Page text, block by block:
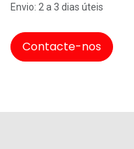
Envio: 2 a 3 dias úteis
Contacte-nos